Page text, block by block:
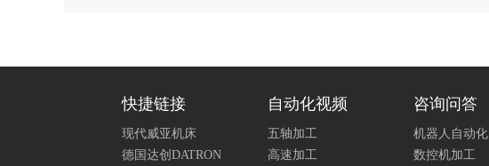
快捷链接
现代威亚机床
德国达创DATRON
自动化视频
五轴加工
高速加工
咨询问答
机器人自动化
数控机加工